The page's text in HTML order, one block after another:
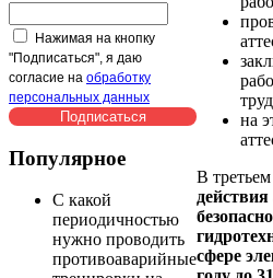
Нажимая на кнопку
"Подписаться", я даю
согласие на обработку
персональных данных
Популярное
С какой
периодичностью
нужно проводить
противоаварийные
на
В
сфере